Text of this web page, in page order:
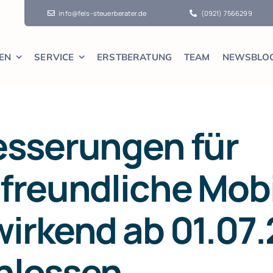
info@fels-steuerberater.de (0921) 7566299
SERVICE ERSTBERATUNG TEAM
für
ab